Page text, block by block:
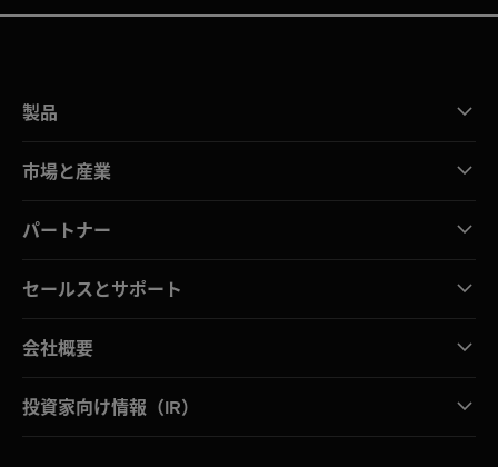
製品
市場と産業
パートナー
セールスとサポート
会社概要
投資家向け情報（IR）